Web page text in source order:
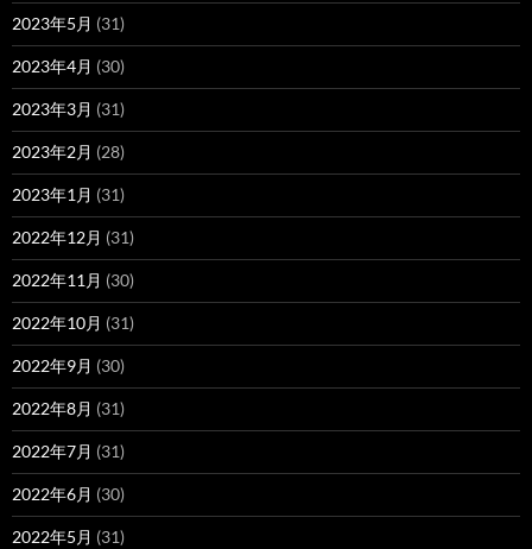
2023年5月 (31)
2023年4月 (30)
2023年3月 (31)
2023年2月 (28)
2023年1月 (31)
2022年12月 (31)
2022年11月 (30)
2022年10月 (31)
2022年9月 (30)
2022年8月 (31)
2022年7月 (31)
2022年6月 (30)
2022年5月 (31)